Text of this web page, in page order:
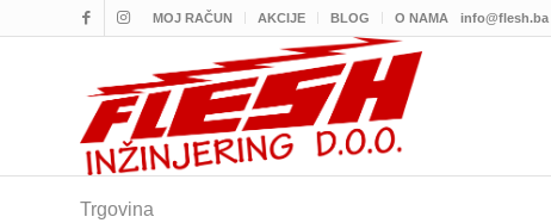
MOJ RAČUN AKCIJE BLOG O NAMA info@flesh.ba
Trgovina